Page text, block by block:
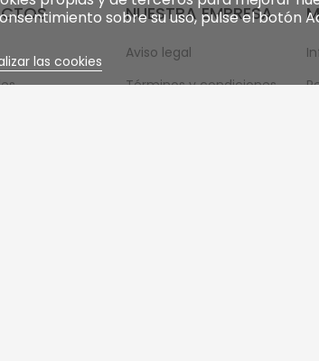
NUESTRA EMPRESA
Aviso legal
Términos y condiciones
sobre su uso, pulse el botón
las cookies